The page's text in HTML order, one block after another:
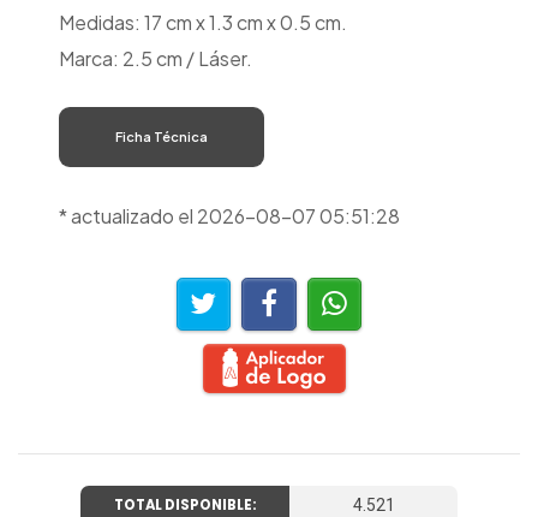
Medidas: 17 cm x 1.3 cm x 0.5 cm.
Marca: 2.5 cm / Láser.
Ficha Técnica
* actualizado el 2026-08-07 05:51:28
TOTAL DISPONIBLE: 4.521